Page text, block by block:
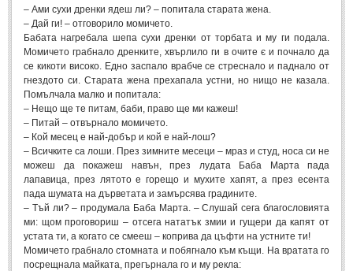
Мъдри мисли
Мъдрости за живота (10)
Мъдрости за любовта (27)
Мъдрости за щастието
Мъдрости за приятелството
Мъдрости на велики хора
Древногръцки афоризми (42)
Древноримски афоризми (21)
ФИЛОСОФИЯ
ФИЛОСОФИЯ
– Ами сухи дренки ядеш ли? – попитала старата жена.
– Дай ги! – отговорило момичето.
Бабата нагребала шепа сухи дренки от торбата и му ги подала.
Момичето грабнало дренките, хвърлило ги в очите є и почнало да
се кикоти високо. Едно заспало врабче се стреснало и паднало от
гнездото си. Старата жена прехапала устни, но нищо не казала.
Помълчала малко и попитала:
– Нещо ще те питам, баби, право ще ми кажеш!
– Питай – отвърнало момичето.
– Кой месец е най-добър и кой е най-лош?
– Всичките са лоши. През зимните месеци – мраз и студ, носа си не
можеш да покажеш навън, през лудата Баба Марта пада
лапавица, през лятото е горещо и мухите хапят, а през есента
пада шумата на дърветата и замърсява градините.
– Тъй ли? – продумала Баба Марта. – Слушай сега благословията
ми: щом проговориш – отсега нататък змии и гущери да капят от
устата ти, а когато се смееш – коприва да цъфти на устните ти!
Момичето грабнало стомната и побягнало към къщи. На вратата го
посрещнала майката, прегърнала го и му рекла: